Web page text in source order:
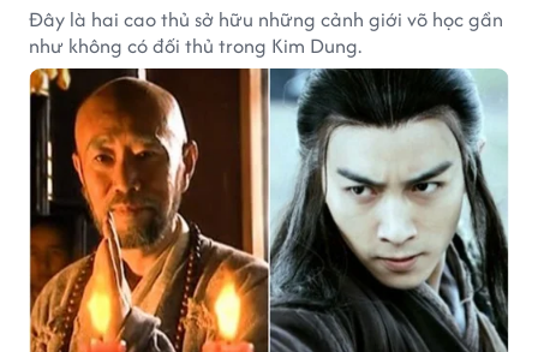
Đây là hai cao thủ sở hữu những cảnh giới võ học gần
như không có đối thủ trong Kim Dung.